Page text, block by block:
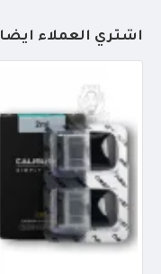
أشتري العملاء أيضاً